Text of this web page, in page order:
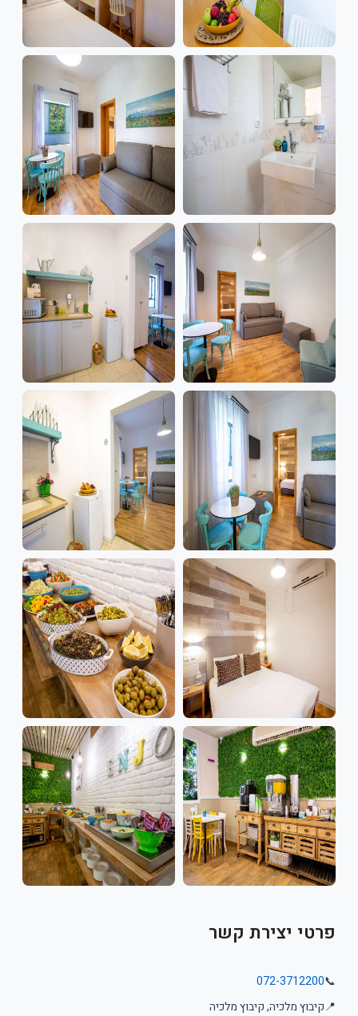
פרטי יצירת קשר
📞
072-3712200
📍קיבוץ מלכיה, קיבוץ מלכיה